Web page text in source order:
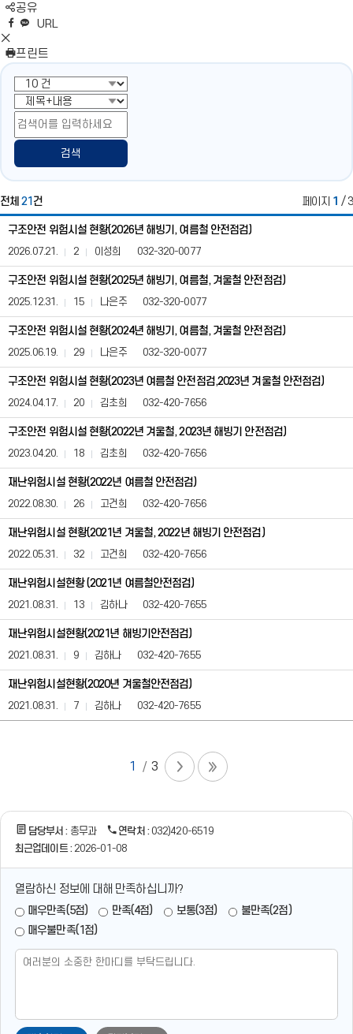
공유
N
영
역
펼
치
기
네
이
버
밴
엑
스
공
유
페
스
북
공
유
카
오
톡
공
유
URL
S
N
S
영
역
닫
기
프린트
검색
전체21 건 페이지 1 / 3
재
위
험
시
현
황
(사
전
정
보
표)
게
시
판
번
제
목,
등
록
조
수,
첨
부,
담
당
자,
연
락
처
니
구조안전 위험시설 현황(2026년 해빙기, 여름철 안전점검)
2026.07.21. 2 이성희 032-320-0077
구조안전 위험시설 현황(2025년 해빙기, 여름철, 겨울철 안전점검)
2025.12.31. 15 나은주 032-320-0077
구조안전 위험시설 현황(2024년 해빙기, 여름철, 겨울철 안전점검)
2025.06.19. 29 나은주 032-320-0077
구조안전 위험시설 현황(2023년 여름철 안전점검,2023년 겨울철 안전점검)
2024.04.17. 20 김초희 032-420-7656
구조안전 위험시설 현황(2022년 겨울철, 2023년 해빙기 안전점검)
2023.04.20. 18 김초희 032-420-7656
재난위험시설 현황(2022년 여름철 안전점검)
2022.08.30. 26 고건희 032-420-7656
재난위험시설 현황(2021년 겨울철, 2022년 해빙기 안전점검)
2022.05.31. 32 고건희 032-420-7656
재난위험시설현황 (2021년 여름철안전점검)
2021.08.31. 13 김하나 032-420-7655
재난위험시설현황(2021년 해빙기안전점검)
2021.08.31. 9 김하나 032-420-7655
재난위험시설현황(2020년 겨울철안전점검)
2021.08.31. 7 김하나 032-420-7655
1 3
담당부서 : 총무과 연락처 : 032)420-6519
최근업데이트 : 2026-01-08
열람하신 정보에 대해 만족하십니까?
매우만족(5점) 만족(4점) 보통(3점)
불만족(2점)
매우불만족(1점)